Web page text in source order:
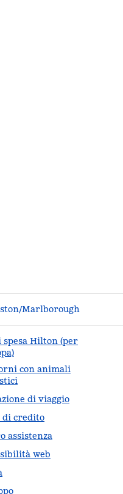
Marlborough
spesa Hilton (per
con animali
di viaggio
di credito
assistenza
web